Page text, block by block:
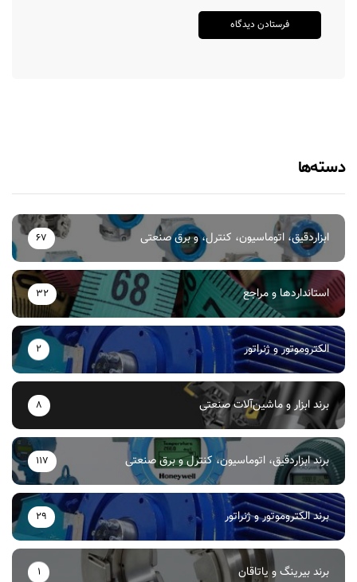
دسته‌ها
ابزاردقیق، اتوماسیون، کنترل، و برق صنعتی 67
استانداردها و مراجع 32
الکتروموتور و ژنراتور 2
برند ابزار و ماشین‌آلات صنعتی 8
برند ابزاردقیق، اتوماسیون، کنترل و برق صنعتی 117
برند الکتروموتور و ژنراتور 29
برند بیرینگ و یاتاقان 1